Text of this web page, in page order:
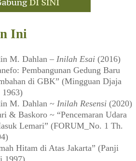
Ini
M. Dahlan – Inilah Esai (2016)
Pembangunan Gedung Baru
di GBK” (Mingguan Djaja
1963)
M. Dahlan ~ Inilah Resensi (2020)
& Baskoro ~ “Pencemaran Udara
Lemari” (FORUM_No. 1 Th.
Hitam di Atas Jakarta” (Panji
1997)